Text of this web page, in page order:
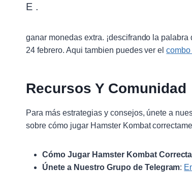
E .
ganar monedas extra. ¡descifrando la
24 febrero. Aqui tambien puedes ver el
Recursos Y Comunidad
Para más estrategias y consejos, únete a
sobre cómo jugar Hamster Kombat
Cómo Jugar Hamster Kombat
Únete a Nuestro Grupo de Telegram: